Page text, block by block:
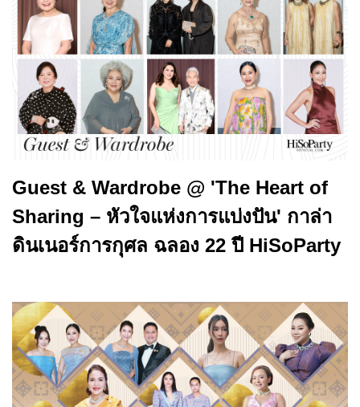
Guest & Wardrobe @ 'The Heart of
Sharing – หัวใจแห่งการแบ่งปัน' กาล่า
ดินเนอร์การกุศล ฉลอง 22 ปี HiSoParty